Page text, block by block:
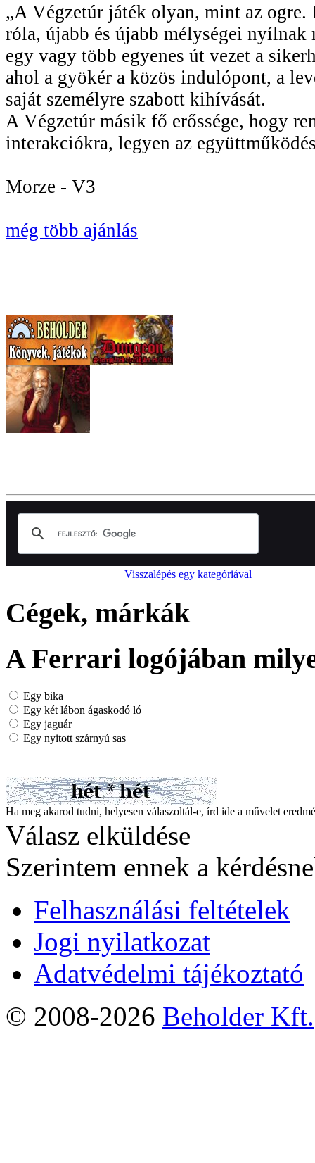
„A Végzetúr játék olyan, mint az
róla, újabb és újabb mélységei
egy vagy több egyenes út vezet a
ahol a gyökér a közös indulópont, a
saját személyre szabott kihívását.
A Végzetúr másik fő erőssége, hogy
interakciókra, legyen az
Morze - V3
még több ajánlás
Visszalépés egy kategóriával
Cégek, márkák
A Ferrari logójában
Egy bika
Egy két lábon ágaskodó ló
Egy jaguár
Egy nyitott szárnyú sas
Ha meg akarod tudni, helyesen válaszoltál-e, írd ide a művelet
Válasz elküldése
Szerintem ennek a
Felhasználási feltételek
Jogi nyilatkozat
Adatvédelmi tájékoztató
© 2008-2026 Beholder Kft.